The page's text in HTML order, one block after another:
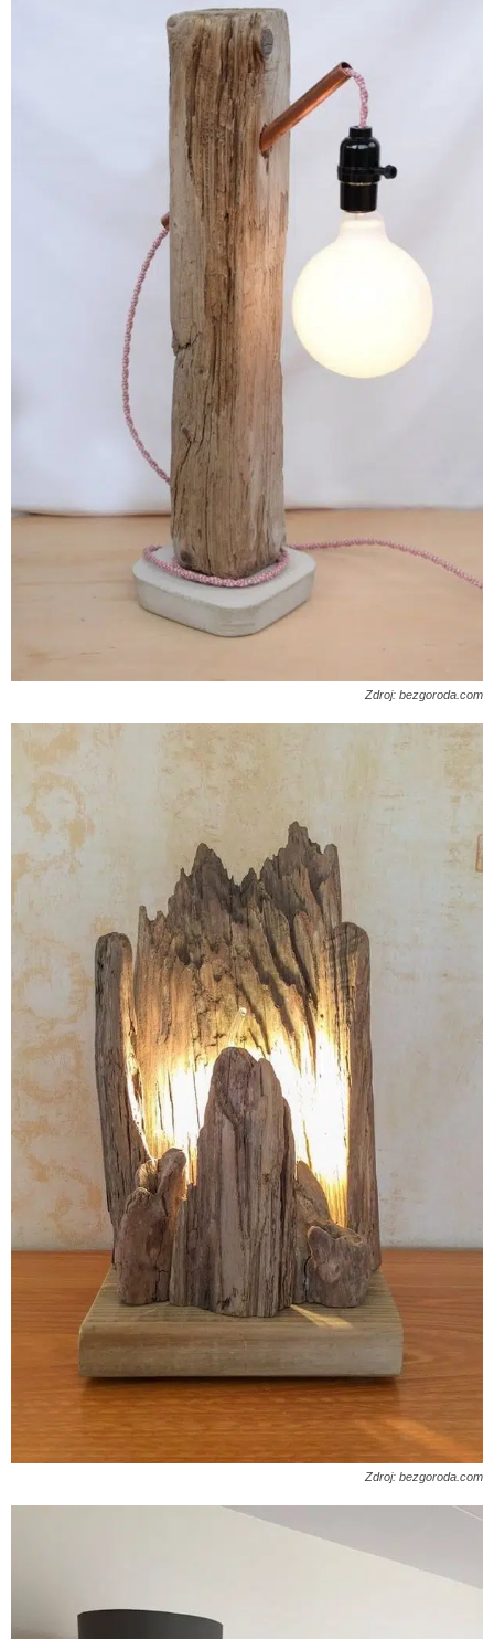
Zdroj: bezgoroda.com
Zdroj: bezgoroda.com